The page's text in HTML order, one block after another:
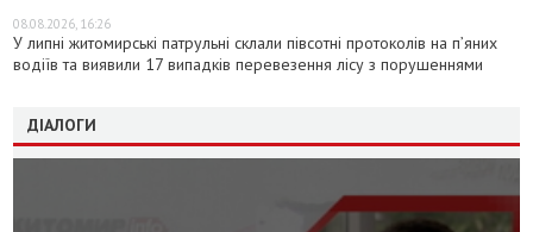
08.08.2026, 16:26
У липні житомирські патрульні склали півсотні протоколів на пʼяних
водіїв та виявили 17 випадків перевезення лісу з порушеннями
ДІАЛОГИ